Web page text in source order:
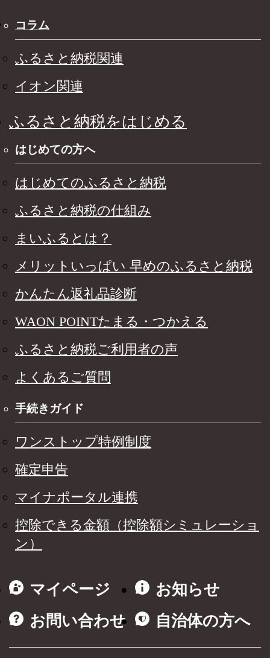
コラム
ふるさと納税関連
イオン関連
ふるさと納税をはじめる
はじめての方へ
はじめてのふるさと納税
ふるさと納税の仕組み
まいふるとは？
メリットいっぱい 早めのふるさと納税
かんたん返礼品診断
WAON POINTたまる・つかえる
ふるさと納税ご利用者の声
よくあるご質問
手続きガイド
ワンストップ特例制度
確定申告
マイナポータル連携
控除できる金額（控除額シミュレーショ
ン）
マイページ
お知らせ
お問い合わせ
自治体の方へ